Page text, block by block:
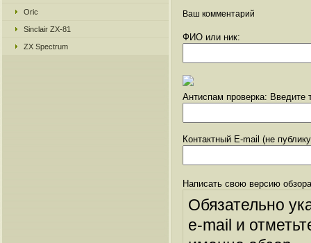
Oric
Sinclair ZX-81
ZX Spectrum
Ваш комментарий
ФИО или ник:
Антиспам проверка: Введите
Контактный E-mail (не
Написать свою версию
Обязательно
e-mail и